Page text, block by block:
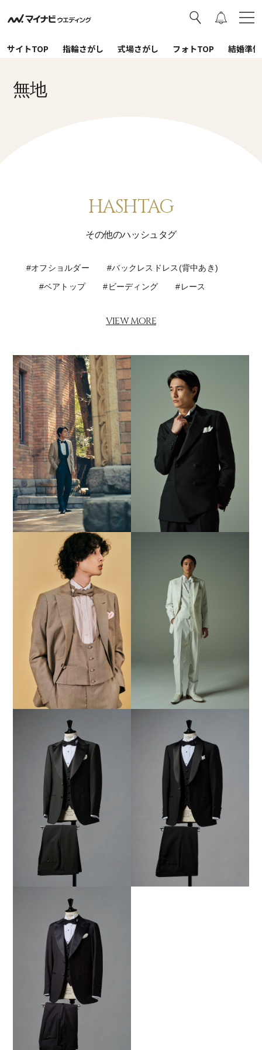
サイトTOP 指輪さがし 式場さがし フォトTOP 結婚準
無地
HASHTAG
その他のハッシュタグ
#オフショルダー
#バックレスドレス(背中あき)
#ベアトップ
#ビーディング
#レース
#エンブロイダリー(刺繍付レース)
#ショートスリーブ(半袖)
#Vネック
#グリッター
#シャンティレース(花モチーフのレース)
#リボン
#タフタ(平織)
#ホワイト系
#カラードレス
#ブラック系
#ピンク系
#ブルー系
#ベージュ系
#ブラウン系
#黄・オレンジ系
#グレー系
#パープル系 #ネイビー系
#赤系
#グリーン系
#ミニ丈ドレス #ウール
#ゼニア
#千鳥格子 #チェック
VIEW MORE